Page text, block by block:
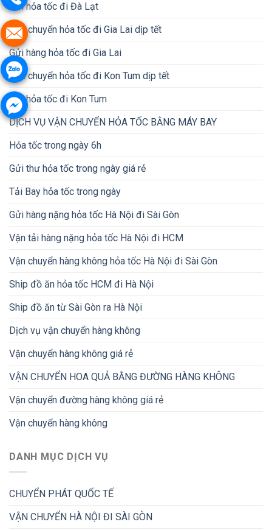
Gửi hỏa tốc đi Đà Lạt
Vận chuyển hỏa tốc đi Gia Lai dịp tết
Gửi hàng hỏa tốc đi Gia Lai
Vận chuyển hỏa tốc đi Kon Tum dịp tết
Gửi hỏa tốc đi Kon Tum
DỊCH VỤ VẬN CHUYỂN HỎA TỐC BẰNG MÁY BAY
Hỏa tốc trong ngày 6h
Gửi thư hỏa tốc trong ngày giá rẻ
Tải Bay hỏa tốc trong ngày
Gửi hàng nặng hỏa tốc Hà Nội đi Sài Gòn
Vận tải hàng nặng hỏa tốc Hà Nội đi HCM
Vận chuyển hàng không hỏa tốc Hà Nội đi Sài Gòn
Ship đồ ăn hỏa tốc HCM đi Hà Nội
Ship đồ ăn từ Sài Gòn ra Hà Nội
Dịch vụ vận chuyển hàng không
Vận chuyển hàng không giá rẻ
VẬN CHUYỂN HOA QUẢ BẰNG ĐƯỜNG HÀNG KHÔNG
Vận chuyển đường hàng không giá rẻ
Vận chuyển hàng không
DANH MỤC DỊCH VỤ
CHUYỂN PHÁT QUỐC TẾ
VẬN CHUYỂN HÀ NỘI ĐI SÀI GÒN